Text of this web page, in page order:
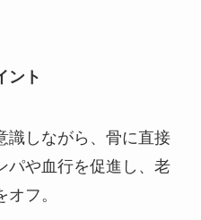
ント
識しながら、骨に直接
パや血行を促進し、老
フ。